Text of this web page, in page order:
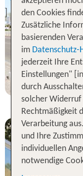
Previous
den Cookies
Zusätzliche
basierenden
im Datenschutz-
jederzeit Ihre
Einstellungen"
durch
solcher
Rechtmäßigkeit
Verarbeitung
und Ihre
individuellen
notwendige